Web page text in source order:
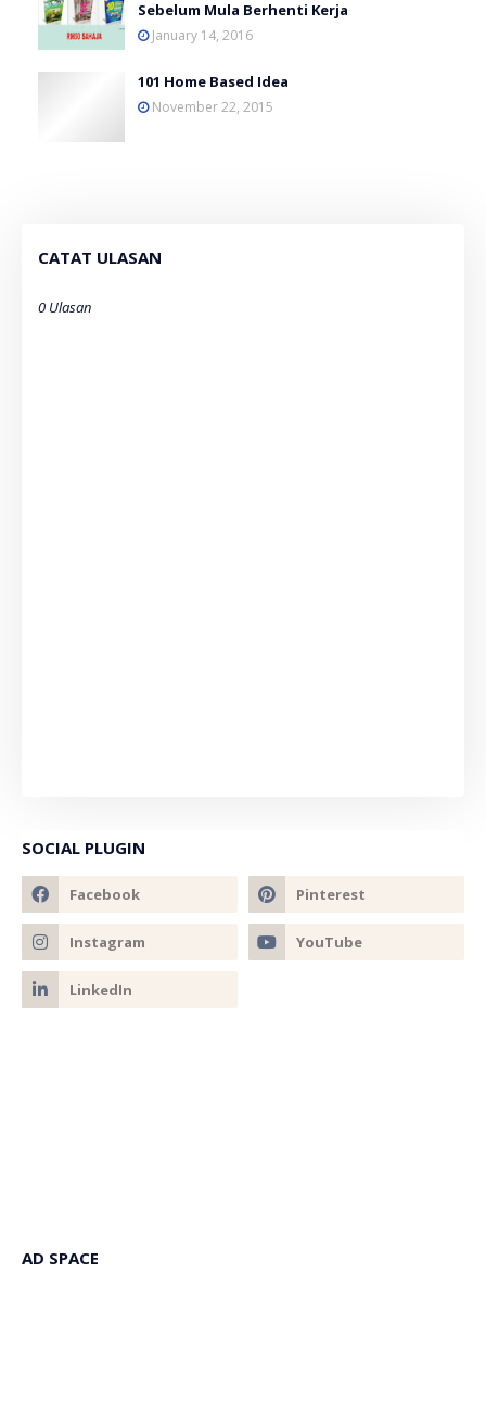
Sebelum Mula Berhenti Kerja
January 14, 2016
101 Home Based Idea
November 22, 2015
CATAT ULASAN
0 Ulasan
SOCIAL PLUGIN
AD SPACE